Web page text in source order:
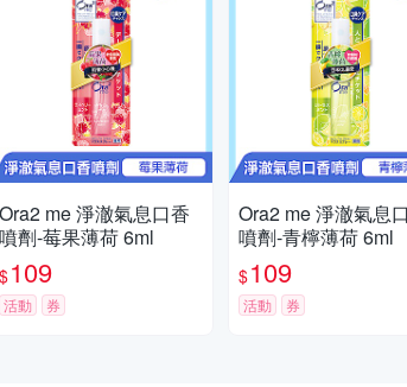
Ora2 me 淨澈氣息口香
噴劑-莓果薄荷 6ml
$109
活動 券
Ora2 me 淨澈氣息
噴劑-青檸薄荷 6ml
$109
活動 券